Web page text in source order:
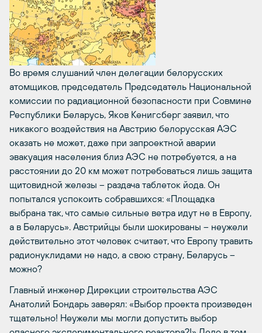
Во время слушаний член делегации белорусских
атомщиков, председатель Председатель Национальной
комиссии по радиационной безопасности при Совмине
Республики Беларусь, Яков Кенигсберг заявил, что
никакого воздействия на Австрию белорусская АЭС
оказать не может, даже при запроектной аварии
эвакуация населения близ АЭС не потребуется, а на
расстоянии до 20 км может потребоваться лишь защита
щитовидной железы – раздача таблеток йода. Он
попытался успокоить собравшихся: «Площадка
выбрана так, что самые сильные ветра идут не в Европу,
а в Беларусь». Австрийцы были шокированы – неужели
действительно этот человек считает, что Европу травить
радионуклидами не надо, а свою страну, Беларусь –
можно?
Главный инженер Дирекции строительства АЭС
Анатолий Бондарь заверял: «Выбор проекта произведен
тщательно! Неужели мы могли допустить выбор